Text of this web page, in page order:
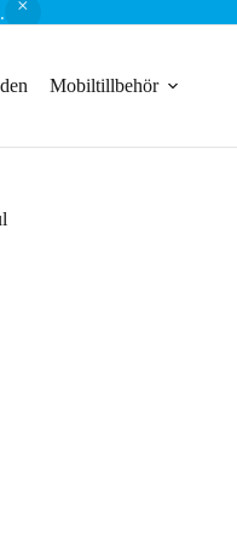
Mobiltillbehör